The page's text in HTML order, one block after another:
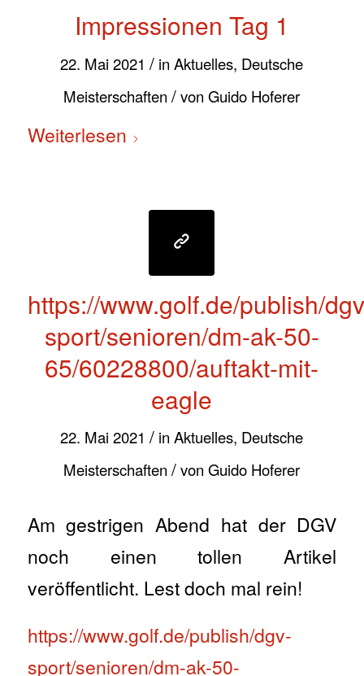
Impressionen Tag 1
22. Mai 2021 / inAktuelles, Deutsche
Meisterschaften / vonGuido Hoferer
Weiterlesen
https://www.golf.de/publish/
sport/senioren/dm-ak-50-
65/60228800/auftakt-mit-
eagle
22. Mai 2021 / inAktuelles, Deutsche
Meisterschaften / vonGuido Hoferer
Am gestrigen Abend hat der DGV
noch einen tollen Artikel
veröffentlicht. Lest doch mal rein!
https://www.golf.de/publish/dgv-
sport/senioren/dm-ak-50-